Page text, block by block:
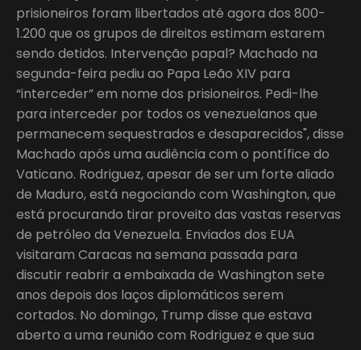
prisioneiros foram libertados até agora dos 800-
1.200 que os grupos de direitos estimam estarem
sendo detidos. Intervenção papal? Machado na
segunda-feira pediu ao Papa Leão XIV para
“interceder” em nome dos prisioneiros. Pedi-lhe
para interceder por todos os venezuelanos que
permanecem sequestrados e desaparecidos", disse
Machado após uma audiência com o pontífice do
Vaticano. Rodriguez, apesar de ser um forte aliado
de Maduro, está negociando com Washington, que
está procurando tirar proveito das vastas reservas
de petróleo da Venezuela. Enviados dos EUA
visitaram Caracas na semana passada para
discutir reabrir a embaixada de Washington sete
anos depois dos laços diplomáticos serem
cortados. No domingo, Trump disse que estava
aberto a uma reunião com Rodriguez e que sua